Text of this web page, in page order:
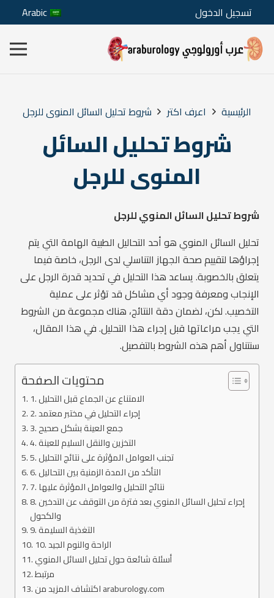
تسجيل الدخول Arabic
الرئيسية اعرف اكتر شروط تحليل السائل المنوى للرجل
شروط تحليل السائل
المنوى للرجل
شروط تحليل السائل المنوي للرجل
تحليل السائل المنوي هو أحد التحاليل الطبية الهامة التي يتم
إجراؤها لتقييم صحة الجهاز التناسلي لدى الرجل، خاصة فيما
يتعلق بالخصوبة. يساعد هذا التحليل في تحديد قدرة الرجل على
الإنجاب ومعرفة وجود أي مشاكل قد تؤثر على عملية
التخصيب. لكن، لضمان دقة النتائج، هناك مجموعة من الشروط
التي يجب مراعاتها قبل إجراء هذا التحليل. في هذا المقال،
سنتناول أهم هذه الشروط بالتفصيل.
محتويات الصفحة
1. الامتناع عن الجماع قبل التحليل
2. إجراء التحليل في مختبر معتمد
3. جمع العينة بشكل صحيح
4. التخزين والنقل السليم للعينة
5. تجنب العوامل المؤثرة على نتائج التحليل
6. التأكد من المدة الزمنية بين التحاليل
7. نتائج التحليل والعوامل المؤثرة عليها
8. إجراء تحليل السائل المنوي بعد فترة من التوقف عن التدخين
والكحول
9. التغذية السليمة
10. الراحة والنوم الجيد
أسئلة شائعة حول تحليل السائل المنوي
مرتبط
اكتشاف المزيد من araburology.com